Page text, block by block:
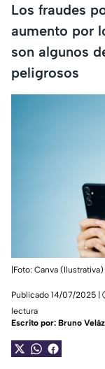
Los fraudes
aumento por
son algunos
peligrosos
|Foto: Canva (Ilustrativa)
Publicado 14/07/2025 |
lectura
Escrito por: Bruno